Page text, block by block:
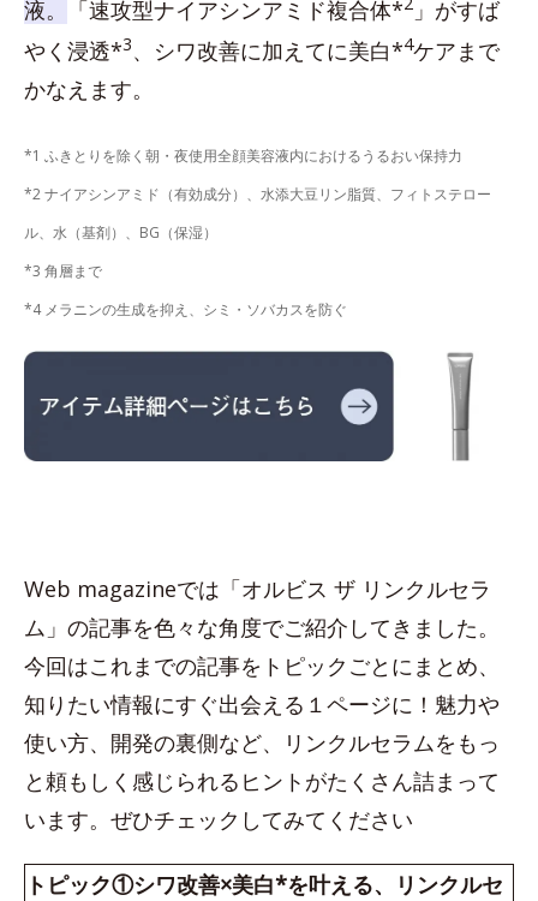
液。
「速攻型ナイアシンアミド複合体*
」がすば
やく浸透*3、シワ改善に加えてに美白*4ケアまで
かなえます。
*1 ふきとりを除く朝・夜使用全顔美容液内におけるうるおい保持力
*2 ナイアシンアミド（有効成分）、水添大豆リン脂質、フィトステロー
ル、水（基剤）、BG（保湿）
*3 角層まで
*4 メラニンの生成を抑え、シミ・ソバカスを防ぐ
Web magazineでは「オルビス ザ リンクルセラ
ム」の記事を色々な角度でご紹介してきました。
今回はこれまでの記事をトピックごとにまとめ、
知りたい情報にすぐ出会える１ページに！魅力や
使い方、開発の裏側など、リンクルセラムをもっ
と頼もしく感じられるヒントがたくさん詰まって
います。ぜひチェックしてみてください
トピック①シワ改善×美白*を叶える、リンクルセ